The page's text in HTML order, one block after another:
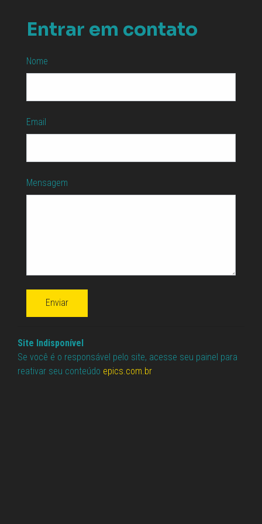
Entrar em contato
Nome
Email
Mensagem
Enviar
Site Indisponível
Se você é o responsável pelo site, acesse seu painel para
reativar seu conteúdo epics.com.br